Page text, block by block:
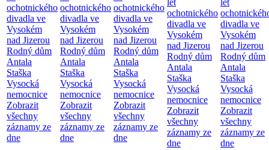
ochotnického
divadla ve
Vysokém
nad Jizerou
Rodný dům
Antala
Staška
Vysocká
nemocnice
Zobrazit
všechny
záznamy ze
dne
ochotnického
divadla ve
Vysokém
nad Jizerou
Rodný dům
Antala
Staška
Vysocká
nemocnice
Zobrazit
všechny
záznamy ze
dne
ochotnického
divadla ve
Vysokém
nad Jizerou
Rodný dům
Antala
Staška
Vysocká
nemocnice
Zobrazit
všechny
záznamy ze
dne
ochotnického
divadla ve
Vysokém
nad Jizerou
Rodný dům
Antala
Staška
Vysocká
nemocnice
Zobrazit
všechny
záznamy ze
dne
divadla ve
Vysokém
nad Jizerou
Rodný dům
Antala
Staška
Vysocká
nemocnice
Zobrazit
všechny
záznamy ze
dne